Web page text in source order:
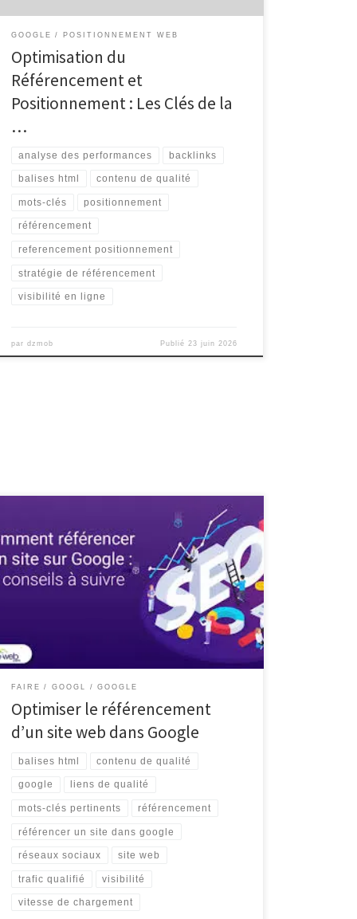
GOOGLE POSITIONNEMENT WEB
Optimisation du
Référencement et
Positionnement : Les Clés de la
…
analyse des performances backlinks
balises html contenu de qualité
mots-clés positionnement
référencement
referencement positionnement
stratégie de référencement
visibilité en ligne
pardzmob Publié 23 juin 2026
Référencer un site dans Google Référencer un site
dans Google Le référencement d’un site web sur
Google est essentiel pour améliorer sa visibilité en
ligne et attirer un trafic qualifié. Voici quelques étapes
clés à suivre pour optimiser le référencement de votre
site : Choisissez des mots-clés pertinents : Identifiez
FAIRE GOOGL GOOGLE
Optimiser le référencement
d’un site web dans Google
balises html contenu de qualité
google liens de qualité
mots-clés pertinents référencement
référencer un site dans google
réseaux sociaux site web
trafic qualifié visibilité
vitesse de chargement